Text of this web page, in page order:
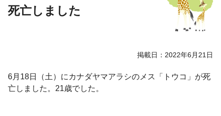
死亡しました
掲載日：2022年6月21日
6月18日（土）にカナダヤマアラシのメス「トウコ」が死
亡しました。21歳でした。